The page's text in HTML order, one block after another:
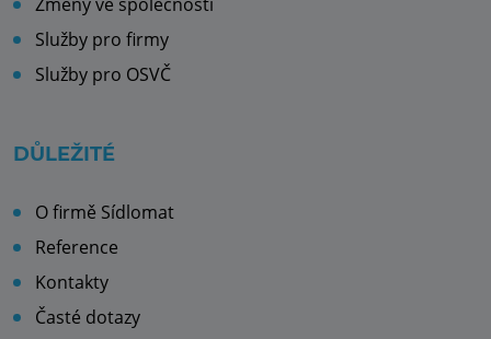
Služby pro firmy
Služby pro OSVČ
DŮLEŽITÉ
O firmě Sídlomat
Reference
Kontakty
Časté dotazy